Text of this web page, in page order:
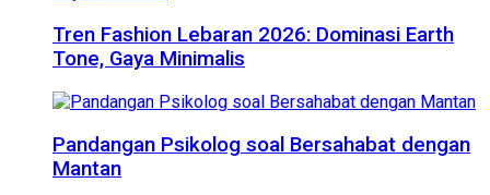
Tren Fashion Lebaran 2026: Dominasi Earth
Tone, Gaya Minimalis
Pandangan Psikolog soal Bersahabat dengan
Mantan